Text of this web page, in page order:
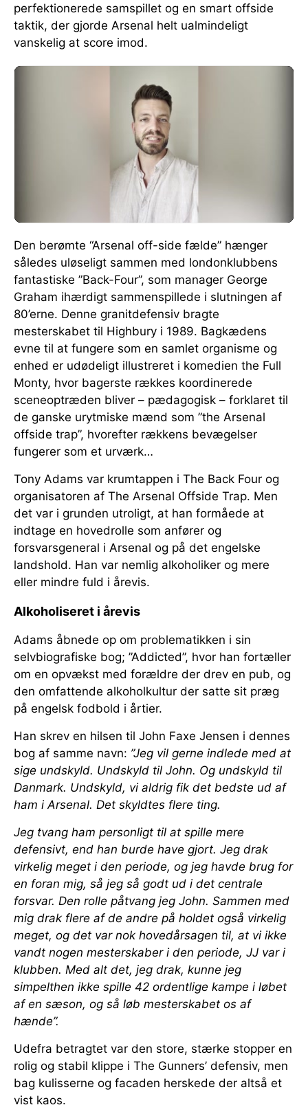
perfektionerede samspillet og en smart offside
taktik, der gjorde Arsenal helt ualmindeligt
vanskelig at score imod.
Den berømte “Arsenal off-side fælde” hænger
således uløseligt sammen med londonklubbens
fantastiske ”Back-Four”, som manager George
Graham ihærdigt sammenspillede i slutningen af
80’erne. Denne granitdefensiv bragte
mesterskabet til Highbury i 1989. Bagkædens
evne til at fungere som en samlet organisme og
enhed er udødeligt illustreret i komedien the Full
Monty, hvor bagerste rækkes koordinerede
sceneoptræden bliver – pædagogisk – forklaret til
de ganske urytmiske mænd som ”the Arsenal
offside trap”, hvorefter rækkens bevægelser
fungerer som et urværk…
Tony Adams var krumtappen i The Back Four og
organisatoren af The Arsenal Offside Trap. Men
det var i grunden utroligt, at han formåede at
indtage en hovedrolle som anfører og
forsvarsgeneral i Arsenal og på det engelske
landshold. Han var nemlig alkoholiker og mere
eller mindre fuld i årevis.
Alkoholiseret i årevis
Adams åbnede op om problematikken i sin
selvbiografiske bog; ”Addicted”, hvor han fortæller
om en opvækst med forældre der drev en pub, og
den omfattende alkoholkultur der satte sit præg
på engelsk fodbold i årtier.
Han skrev en hilsen til John Faxe Jensen i dennes
bog af samme navn: ”Jeg vil gerne indlede med at
sige undskyld. Undskyld til John. Og undskyld til
Danmark. Undskyld, vi aldrig fik det bedste ud af
ham i Arsenal. Det skyldtes flere ting.
Jeg tvang ham personligt til at spille mere
defensivt, end han burde have gjort. Jeg drak
virkelig meget i den periode, og jeg havde brug for
en foran mig, så jeg så godt ud i det centrale
forsvar. Den rolle påtvang jeg John. Sammen med
mig drak flere af de andre på holdet også virkelig
meget, og det var nok hovedårsagen til, at vi ikke
vandt nogen mesterskaber i den periode, JJ var i
klubben. Med alt det, jeg drak, kunne jeg
simpelthen ikke spille 42 ordentlige kampe i løbet
af en sæson, og så løb mesterskabet os af
hænde”.
Udefra betragtet var den store, stærke stopper en
rolig og stabil klippe i The Gunners’ defensiv, men
bag kulisserne og facaden herskede der altså et
vist kaos.